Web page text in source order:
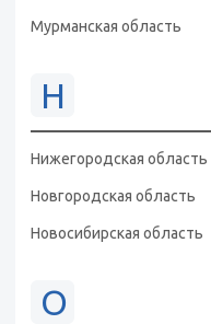
Мурманская область
Н
Нижегородская область
Новгородская область
Новосибирская область
О